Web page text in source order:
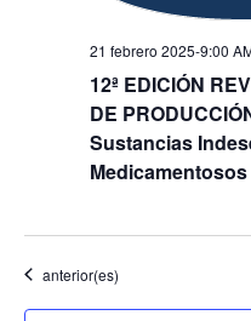
21 febrero 2025-9:00
12ª EDICIÓN
DE
Sustancias
Medicamentosos
Eventos
anterior(es)